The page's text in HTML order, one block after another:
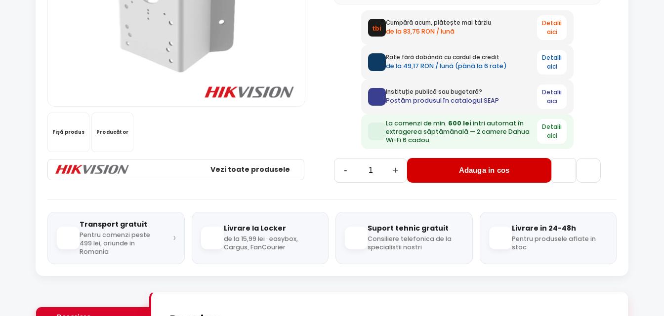
Fișă produs Producător
Vezi toate produsele
Cumpără acum, plătește mai târziu
de la 83,75 RON / lună
Detalii
aici
Rate fără dobândă cu cardul de credit
de la 49,17 RON / lună (până la 6 rate)
Detalii
aici
Instituție publică sau bugetară?
Postăm produsul în catalogul SEAP
Detalii
aici
La comenzi de min. 600 leiintri automat în
extragerea săptămânală — 2 camere Dahua
Wi-Fi 6 cadou.
Detalii
aici
- + Adauga in cos
Transport gratuit
Pentru comenzi peste
499 lei, oriunde in
Romania
›
Livrare la Locker
de la 15,99 lei · easybox,
Cargus, FanCourier
Suport tehnic gratuit
Consiliere telefonica de la
specialistii nostri
Livrare in 24-48h
Pentru produsele aflate in
stoc